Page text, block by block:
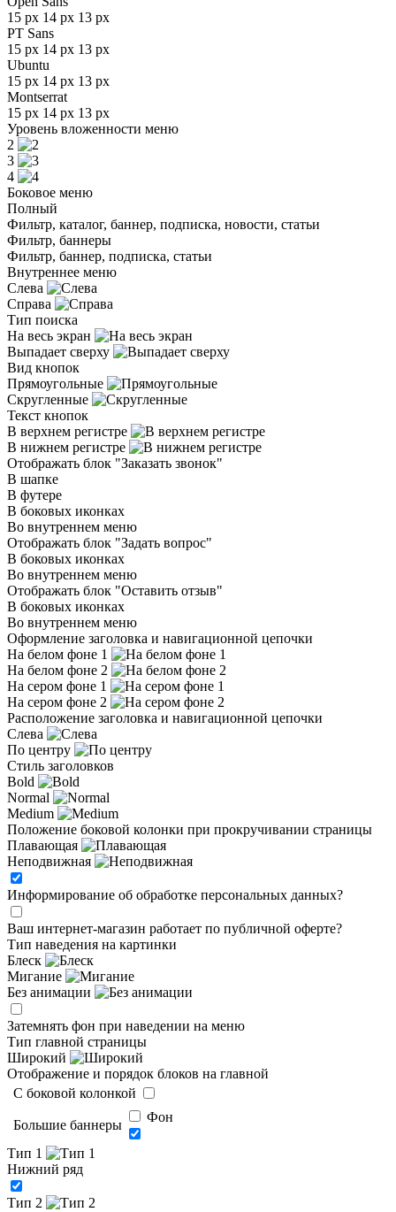
15 px 14 px 13 px
PT Sans
15 px 14 px 13 px
Ubuntu
15 px 14 px 13 px
Montserrat
15 px 14 px 13 px
Уровень вложенности меню
2
3
4
Боковое меню
Полный
Фильтр, каталог, баннер, подписка, новости, статьи
Фильтр, баннеры
Фильтр, баннер, подписка, статьи
Внутреннее меню
Слева
Справа
Тип поиска
На весь экран
Выпадает сверху
Вид кнопок
Прямоугольные
Скругленные
Текст кнопок
В верхнем регистре
В нижнем регистре
Отображать блок "Заказать звонок"
В шапке
В футере
В боковых иконках
Во внутреннем меню
Отображать блок "Задать вопрос"
В боковых иконках
Во внутреннем меню
Отображать блок "Оставить отзыв"
В боковых иконках
Во внутреннем меню
Оформление заголовка и навигационной цепочки
На белом фоне 1
На белом фоне 2
На сером фоне 1
На сером фоне 2
Расположение заголовка и навигационной цепочки
Слева
По центру
Стиль заголовков
Bold
Normal
Medium
Положение боковой колонки при прокручивании страницы
Плавающая
Неподвижная
Информирование об обработке персональных данных?
Ваш интернет-магазин работает по публичной оферте?
Тип наведения на картинки
Блеск
Мигание
Без анимации
Затемнять фон при наведении на меню
Тип главной страницы
Широкий
Отображение и порядок блоков на главной
C боковой колонкой
Большие баннеры
Фон
Тип 1
Нижний ряд
Тип 2